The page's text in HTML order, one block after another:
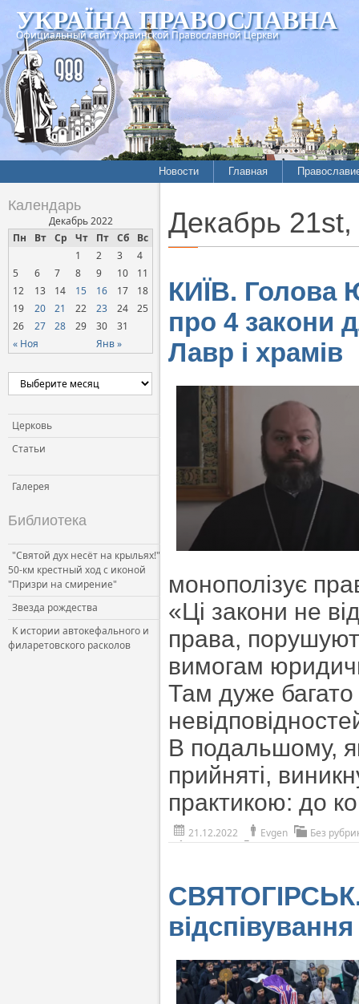
УКРАЇНА ПРАВОСЛАВНА
Официальный сайт Украинской Православной Церкви
Новости Главная
Календарь
Декабрь 2022
Пн
Вт Ср Чт Пт Сб Вс
« Ноя Янв »
1 2 3
4
5
6 7 8 9 10
11
12
13 14 15 16 17
18
19
20 21 22 23 24
25
26
27 28 29 30 31
Церковь
Статьи
Галерея
Библиотека
"Святой дух несёт на крыльях!"
50-км крестный ход с иконой
"Призри на смирение"
Звезда рождества
К истории автокефального и
филаретовского расколов
Декабрь 21st,
КИЇВ. Голова
про 4 закони
Лавр і храмів
монополізує
«Ці закони не
права,
вимогам
Там дуже
В подальшому,
прийняті,
практикою: до
21.12.2022 Evgen Без